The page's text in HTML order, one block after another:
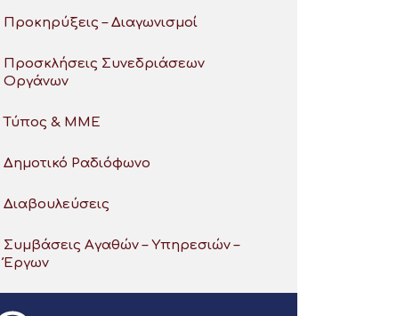
Προκηρύξεις – Διαγωνισμοί
Προσκλήσεις Συνεδριάσεων
Οργάνων
Τύπος & ΜΜΕ
Δημοτικό Ραδιόφωνο
Διαβουλεύσεις
Συμβάσεις Αγαθών – Υπηρεσιών –
Έργων